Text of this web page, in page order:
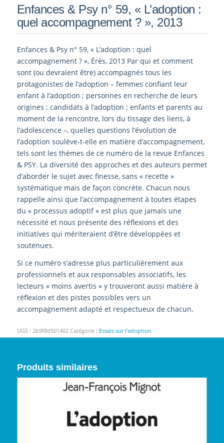
Enfances & Psy n° 59, « L’adoption :
quel accompagnement ? », 2013
Enfances & Psy n° 59, « L’adoption : quel
accompagnement ? », Érès, 2013 Par qui et comment
sont (ou devraient être) accompagnés tous les
protagonistes de l’adoption – femmes confiant leur
enfant à l’adoption ; personnes en recherche de leurs
origines ; candidats à l’adoption ; enfants et parents au
moment de la rencontre, lors du tissage des liens, à
l’adolescence –, quelles questions l’évolution de
l’adoption soulève-t-elle en matière d’accompagnement,
tels sont les thèmes de ce numéro de la revue Enfances
& PSY. La diversité des approches et des auteurs permet
d’aborder le sujet avec finesse, sans « recette »
systématique mais de façon concrète. Chacun nous
rappelle ainsi que l’accompagnement à toutes étapes
du « processus adoptif » est plus que jamais une
nécessité et nous présente des réflexions et des
initiatives qui mériteraient d’être développées et
soutenues.
Si ce numéro s’adresse plus particulièrement aux
professionnels et aux responsables associatifs, les
lecteurs « moins avertis » y trouveront aussi matière à
réflexion et des pistes possibles vers un
accompagnement adapté et respectueux de chacun.
UGS : 2b9f8d501402 Catégorie : Essais sur l'adoption
Produits similaires